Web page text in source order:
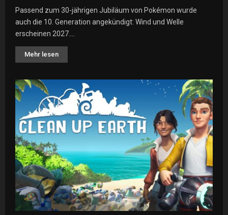
Passend zum 30-jährigen Jubiläum von Pokémon wurde
auch die 10. Generation angekündigt: Wind und Welle
erscheinen 2027....
Mehr lesen